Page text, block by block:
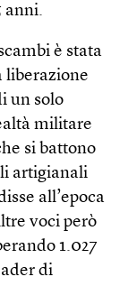
anni.
è stata
liberazione
un solo
militare
si battono
artigianali
all’epoca
voci però
1.027
di